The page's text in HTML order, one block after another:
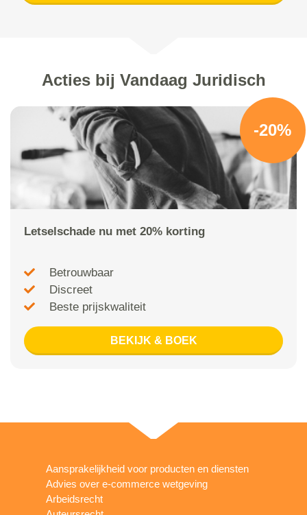
Acties bij Vandaag Juridisch
-20%
Letselschade nu met 20% korting
Betrouwbaar
Discreet
Beste prijskwaliteit
BEKIJK & BOEK
Aansprakelijkheid voor producten en diensten
Advies over e-commerce wetgeving
Arbeidsrecht